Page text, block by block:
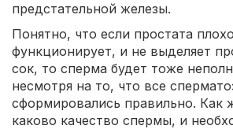
предстательной железы.
Понятно, что если простата плохо
функционирует, и не выделяет
сок, то сперма будет тоже
несмотря на то, что все
сформировались правильно. Как
каково качество спермы, и